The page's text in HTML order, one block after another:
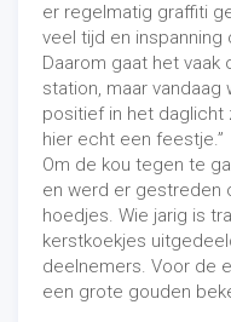
er regelmatig graffiti
veel tijd en
Daarom gaat het
station, maar vandaag
positief in het daglicht
hier echt een feestje.”
Om de kou tegen te
en werd er gestreden
hoedjes. Wie jarig is
kerstkoekjes
deelnemers. Voor de
een grote gouden